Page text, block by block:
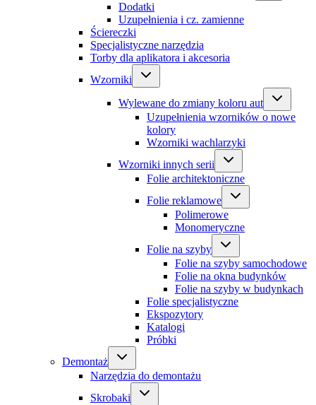
Dodatki
Uzupełnienia i cz. zamienne
Ściereczki
Specjalistyczne narzędzia
Torby dla aplikatora i akcesoria
Wzorniki
Wylewane do zmiany koloru aut
Uzupełnienia wzorników o nowe
kolory
Wzorniki wachlarzyki
Wzorniki innych serii
Folie architektoniczne
Folie reklamowe
Polimerowe
Monomeryczne
Folie na szyby
Folie na szyby samochodowe
Folie na okna budynków
Folie na szyby w budynkach
Folie specjalistyczne
Ekspozytory
Katalogi
Próbki
Demontaż
Narzędzia do demontażu
Skrobaki